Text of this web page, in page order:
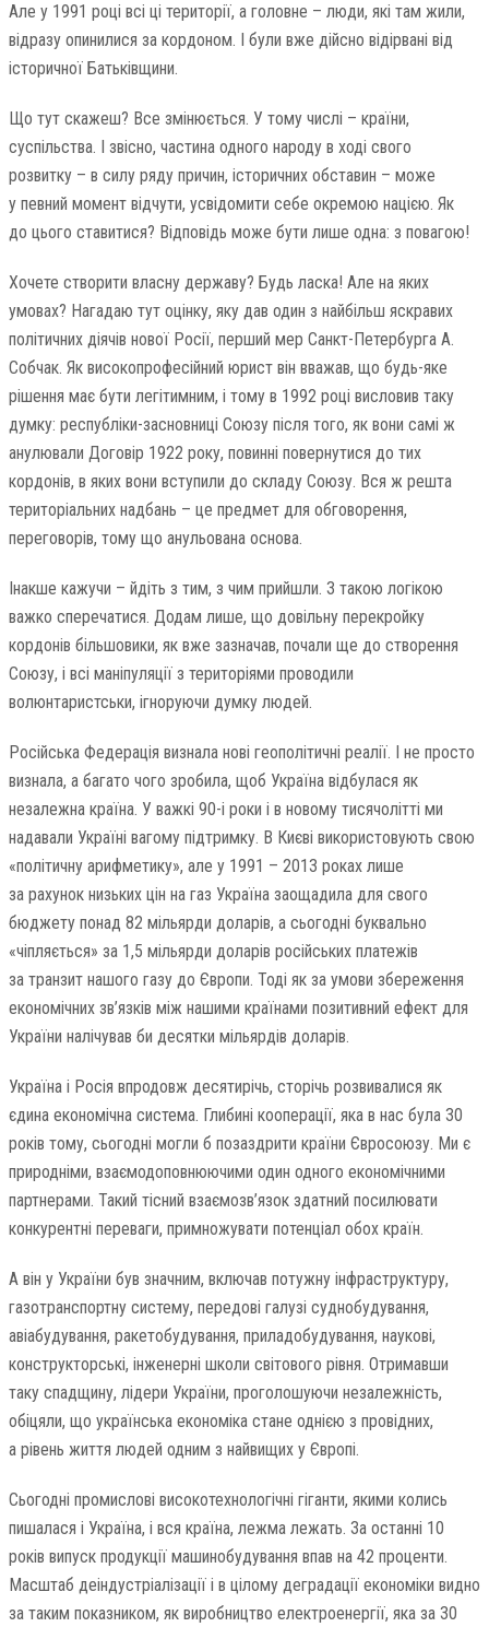
Але у 1991 році всі ці території, а головне – люди, які там жили,
відразу опинилися за кордоном. І були вже дійсно відірвані від
історичної Батьківщини.
Що тут скажеш? Все змінюється. У тому числі – країни,
суспільства. І звісно, частина одного народу в ході свого
розвитку – в силу ряду причин, історичних обставин – може
у певний момент відчути, усвідомити себе окремою нацією. Як
до цього ставитися? Відповідь може бути лише одна: з повагою!
Хочете створити власну державу? Будь ласка! Але на яких
умовах? Нагадаю тут оцінку, яку дав один з найбільш яскравих
політичних діячів нової Росії, перший мер Санкт-Петербурга А.
Собчак. Як високопрофесійний юрист він вважав, що будь-яке
рішення має бути легітимним, і тому в 1992 році висловив таку
думку: республіки-засновниці Союзу після того, як вони самі ж
анулювали Договір 1922 року, повинні повернутися до тих
кордонів, в яких вони вступили до складу Союзу. Вся ж решта
територіальних надбань – це предмет для обговорення,
переговорів, тому що анульована основа.
Інакше кажучи – йдіть з тим, з чим прийшли. З такою логікою
важко сперечатися. Додам лише, що довільну перекройку
кордонів більшовики, як вже зазначав, почали ще до створення
Союзу, і всі маніпуляції з територіями проводили
волюнтаристськи, ігноруючи думку людей.
Російська Федерація визнала нові геополітичні реалії. І не просто
визнала, а багато чого зробила, щоб Україна відбулася як
незалежна країна. У важкі 90-і роки і в новому тисячолітті ми
надавали Україні вагому підтримку. В Києві використовують свою
«політичну арифметику», але у 1991 – 2013 роках лише
за рахунок низьких цін на газ Україна заощадила для свого
бюджету понад 82 мільярди доларів, а сьогодні буквально
«чіпляється» за 1,5 мільярди доларів російських платежів
за транзит нашого газу до Європи. Тоді як за умови збереження
економічних зв’язків між нашими країнами позитивний ефект для
України налічував би десятки мільярдів доларів.
Україна і Росія впродовж десятирічь, сторічь розвивалися як
єдина економічна система. Глибині кооперації, яка в нас була 30
років тому, сьогодні могли б позаздрити країни Євросоюзу. Ми є
природніми, взаємодоповнюючими один одного економічними
партнерами. Такий тісний взаємозв’язок здатний посилювати
конкурентні переваги, примножувати потенціал обох країн.
А він у України був значним, включав потужну інфраструктуру,
газотранспортну систему, передові галузі суднобудування,
авіабудування, ракетобудування, приладобудування, наукові,
конструкторські, інженерні школи світового рівня. Отримавши
таку спадщину, лідери України, проголошуючи незалежність,
обіцяли, що українська економіка стане однією з провідних,
а рівень життя людей одним з найвищих у Європі.
Сьогодні промислові високотехнологічні гіганти, якими колись
пишалася і Україна, і вся країна, лежма лежать. За останні 10
років випуск продукції машинобудування впав на 42 проценти.
Масштаб деіндустріалізації і в цілому деградації економіки видно
за таким показником, як виробництво електроенергії, яка за 30